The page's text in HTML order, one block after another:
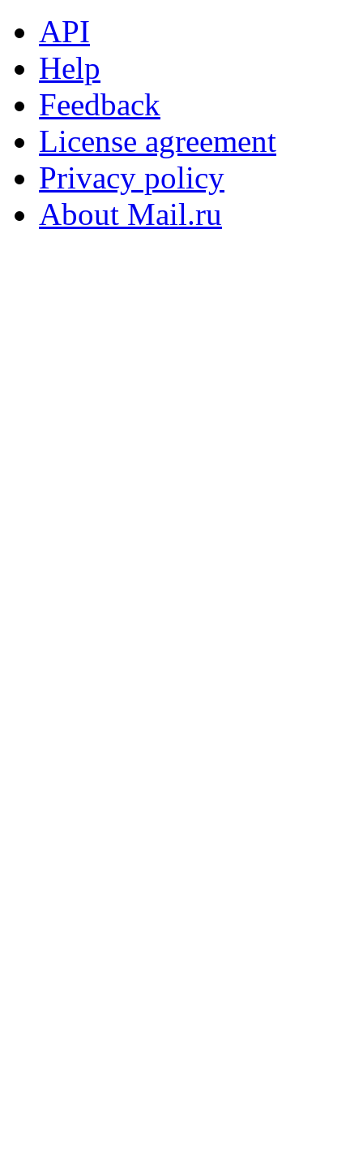
API
Help
Feedback
License agreement
Privacy policy
About Mail.ru